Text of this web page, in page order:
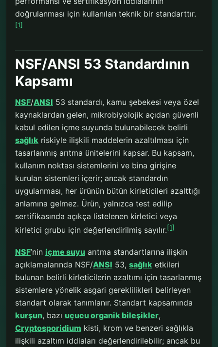
doğrulanması için kullanılan teknik bir standarttır.
[1]
NSF/ANSI 53 Standardının
Kapsamı
NSF/ANSI 53 standardı, kamu şebekesi veya özel
kaynaklardan gelen, mikrobiyolojik açıdan güvenli
kabul edilen içme suyunda bulunabilecek belirli
sağlık riskiyle ilişkili maddelerin azaltılması için
tasarlanmış arıtma ünitelerini kapsar. Bu kapsam,
kullanım noktası sistemlerini ve bina girişine
kurulan sistemleri içerir; ancak standardın
uygulanması, her ürünün bütün kirleticileri azalttığı
anlamına gelmez. Ürün, yalnızca test edilip
sertifikasında açıkça listelenen kirletici veya
kirletici grubu için değerlendirilmiş sayılır.[1]
NSF’nin içme suyu arıtma standartlarına ilişkin
açıklamalarında NSF/ANSI 53, sağlık etkileri
bulunan belirli kirleticilerin azaltımı için tasarlanmış
sistemlere yönelik asgari gereklilikleri belirleyen
standart olarak tanımlanır. Standart kapsamında
kurşun, bazı uçucu organik bileşikler,
Cryptosporidium kisti, krom ve benzeri sağlıkla
ilişkili azaltım iddiaları değerlendirilebilir; ancak bu